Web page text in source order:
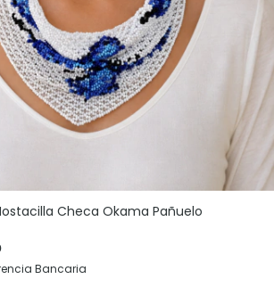
Checa Okama Pañuelo
Bancaria